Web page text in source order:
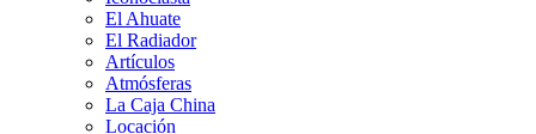
El Ahuate
El Radiador
Artículos
Atmósferas
La Caja China
Locación